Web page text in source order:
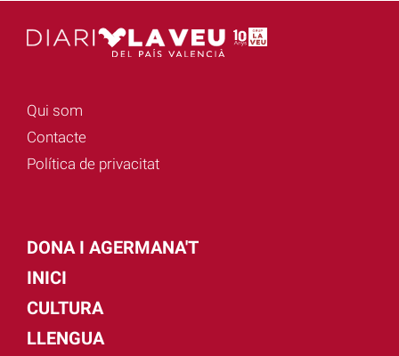
Qui som
Contacte
Política de privacitat
DONA I AGERMANA'T
INICI
CULTURA
LLENGUA